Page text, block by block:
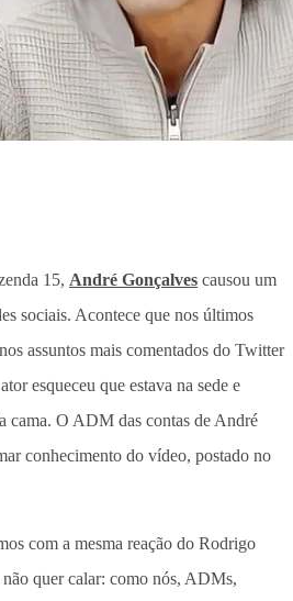
15, André Gonçalves causou um
sociais. Acontece que nos últimos
assuntos mais comentados do Twitter
esqueceu que estava na sede e
cama. O ADM das contas de André
conhecimento do vídeo, postado no
com a mesma reação do Rodrigo
quer calar: como nós, ADMs,